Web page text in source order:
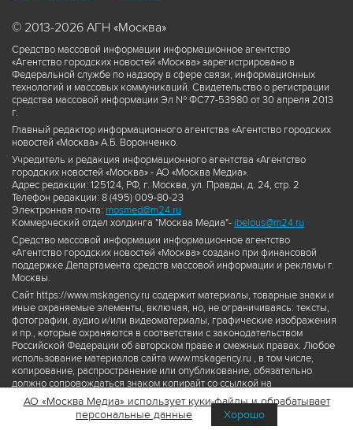
© 2013-2026 АГН «Москва»
Средство массовой информации информационное агентство
«Агентство городских новостей «Москва» зарегистрировано в
Федеральной службе по надзору в сфере связи, информационных
технологий и массовых коммуникаций. Свидетельство о регистрации
средства массовой информации Эл № ФС77-53980 от 30 апреля 2013
г.
Главный редактор информационного агентства «Агентство городских
новостей «Москва» А.Б. Воронченко.
Учредитель и редакция информационного агентства «Агентство
городских новостей «Москва» - АО «Москва Медиа».
Адрес редакции: 125124, РФ, г. Москва, ул. Правды, д. 24, стр. 2
Телефон редакции: 8 (495) 009-80-23
Электронная почта: mosmed@m24.ru
Коммерческий отдел холдинга "Москва Медиа"- ibelous@m24.ru
Средство массовой информации информационное агентство
«Агентство городских новостей «Москва» создано при финансовой
поддержке Департамента средств массовой информации и рекламы г.
Москвы.
Сайт https://www.mskagency.ru содержит материалы, товарные знаки и
иные охраняемые элементы, включая, но, не ограничиваясь: тексты,
фотографии, аудио и/или видеоматериалы, графические изображения
и пр., которые охраняются в соответствии с законодательством
Российской Федерации об авторском праве и смежных правах. Любое
использование материалов сайта www.mskagency.ru , в том числе,
копирование, распространение или опубликование, обязательно
должно сопровождаться знаком копирайт со ссылкой на
правообладателя © АО «Москва Медиа», а также гиперссылкой на сайт
www.mskagency.ru как на первоисточник информации. Переработка
материалов сайта www.mskagency.ru не допускается.
АО «Москва Медиа» использует куки-файлы и обрабатывает
персональные данные
Хорошо